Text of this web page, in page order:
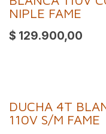
NIPLE FAME
$ 129.900,00
DUCHA 4T
110V S/M FAME